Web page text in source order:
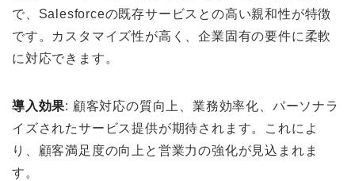
で、Salesforceの既存サービスとの高い親和性が特徴
です。カスタマイズ性が高く、企業固有の要件に柔軟
に対応できます。
導入効果: 顧客対応の質向上、業務効率化、パーソナラ
イズされたサービス提供が期待されます。これによ
り、顧客満足度の向上と営業力の強化が見込まれま
す。